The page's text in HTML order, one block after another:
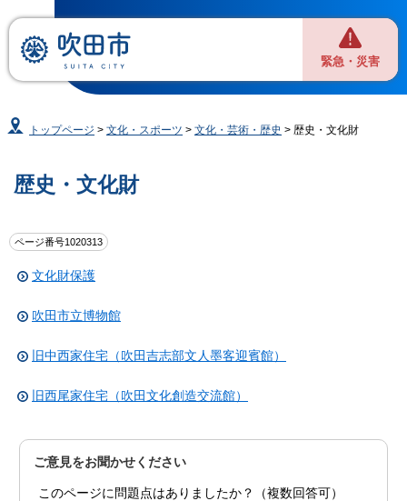
緊急・災害
トップページ >文化・スポーツ >文化・芸術・歴史 > 歴史・文化財
歴史・文化財
ページ番号1020313
文化財保護
吹田市立博物館
旧中西家住宅（吹田吉志部文人墨客迎賓館）
旧西尾家住宅（吹田文化創造交流館）
ご意見をお聞かせください
このページに問題点はありましたか？（複数回答可）